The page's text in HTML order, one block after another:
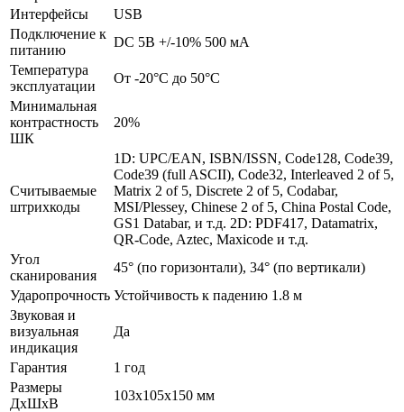
Интерфейсы
USB
Подключение к
питанию
DC 5В +/-10% 500 мА
Температура
эксплуатации
От -20°C до 50°C
Минимальная
контрастность
ШК
20%
Считываемые
штрихкоды
1D: UPC/EAN, ISBN/ISSN, Code128, Code39,
Code39 (full ASCII), Code32, Interleaved 2 of 5,
Matrix 2 of 5, Discrete 2 of 5, Codabar,
MSI/Plessey, Chinese 2 of 5, China Postal Code,
GS1 Databar, и т.д. 2D: PDF417, Datamatrix,
QR-Code, Aztec, Maxicode и т.д.
Угол
сканирования
45° (по горизонтали), 34° (по вертикали)
Ударопрочность Устойчивость к падению 1.8 м
Звуковая и
визуальная
индикация
Да
Гарантия
1 год
Размеры
ДхШхВ
103х105х150 мм